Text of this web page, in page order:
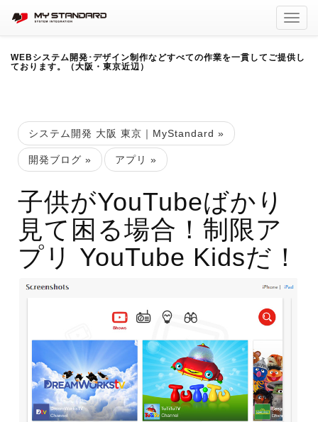
WEBシステム開発･デザイン制作などすべての作業を一貫してご提供し
ております。（大阪・東京近辺）
システム開発 大阪 東京｜MyStandard »
開発ブログ » アプリ »
子供がYouTubeばかり
見て困る場合！制限ア
プリ YouTube Kidsだ！